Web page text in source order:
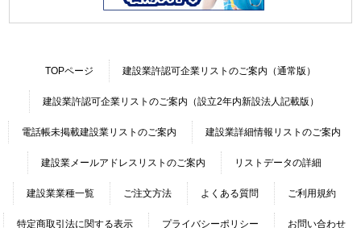
TOPページ 建設業許認可企業リストのご案内（通常版）
建設業許認可企業リストのご案内（設立2年内新設法人記載版）
電話帳未掲載建設業リストのご案内 建設業詳細情報リストのご案内
建設業メールアドレスリストのご案内 リストデータの詳細
建設業業種一覧 ご注文方法 よくある質問 ご利用規約
特定商取引法に関する表示 プライバシーポリシー お問い合わせ